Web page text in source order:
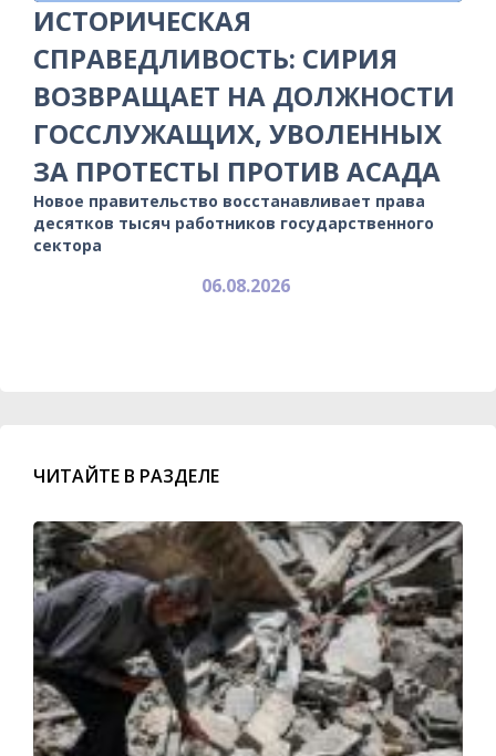
ИСТОРИЧЕСКАЯ
СПРАВЕДЛИВОСТЬ: СИРИЯ
ВОЗВРАЩАЕТ НА ДОЛЖНОСТИ
ГОССЛУЖАЩИХ, УВОЛЕННЫХ
ЗА ПРОТЕСТЫ ПРОТИВ АСАДА
Новое правительство восстанавливает права
десятков тысяч работников государственного
сектора
06.08.2026
ЧИТАЙТЕ В РАЗДЕЛЕ